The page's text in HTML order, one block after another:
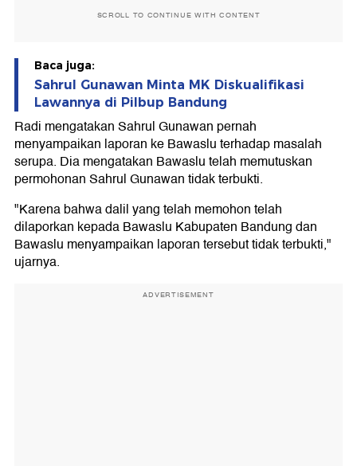
SCROLL TO CONTINUE WITH CONTENT
Baca juga:
Sahrul Gunawan Minta MK Diskualifikasi
Lawannya di Pilbup Bandung
Radi mengatakan Sahrul Gunawan pernah
menyampaikan laporan ke Bawaslu terhadap masalah
serupa. Dia mengatakan Bawaslu telah memutuskan
permohonan Sahrul Gunawan tidak terbukti.
"Karena bahwa dalil yang telah memohon telah
dilaporkan kepada Bawaslu Kabupaten Bandung dan
Bawaslu menyampaikan laporan tersebut tidak terbukti,"
ujarnya.
ADVERTISEMENT